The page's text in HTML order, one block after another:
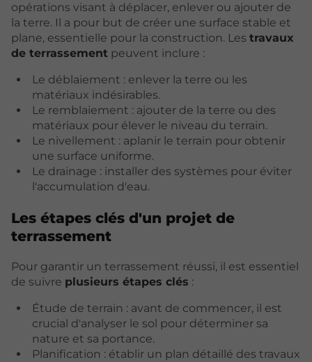
opérations visant à déplacer, enlever ou ajouter de
la terre. Il a pour but de créer une surface stable et
plane, essentielle pour la construction. Les travaux
de terrassement peuvent inclure :
Le déblaiement : enlever la terre ou les
matériaux indésirables.
Le remblaiement : ajouter de la terre ou des
matériaux pour élever le niveau du terrain.
Le nivellement : aplanir le terrain pour obtenir
une surface uniforme.
Le drainage : installer des systèmes pour éviter
l'accumulation d'eau.
Les étapes clés d'un projet de
terrassement
Pour garantir un terrassement réussi, il est essentiel
de suivre plusieurs étapes clés :
Étude de terrain : avant de commencer, il est
crucial d'analyser le sol pour déterminer sa
nature et sa portance.
Planification : établir un plan détaillé des travaux